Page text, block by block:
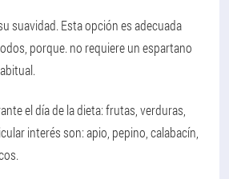
suavidad. Esta opción es adecuada
porque. no requiere un espartano
el día de la dieta: frutas, verduras,
interés son: apio, pepino, calabacín,